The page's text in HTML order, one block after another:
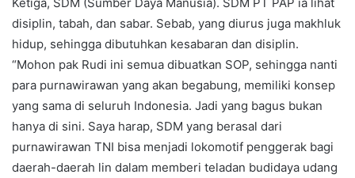
disiplin, tabah, dan sabar. Sebab, yang diurus juga makhluk
hidup, sehingga dibutuhkan kesabaran dan disiplin.
“Mohon pak Rudi ini semua dibuatkan SOP, sehingga nanti
para purnawirawan yang akan begabung, memiliki konsep
yang sama di seluruh Indonesia. Jadi yang bagus bukan
hanya di sini. Saya harap, SDM yang berasal dari
purnawirawan TNI bisa menjadi lokomotif penggerak bagi
daerah-daerah lin dalam memberi teladan budidaya udang